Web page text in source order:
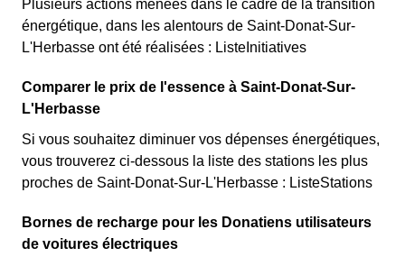
Plusieurs actions menées dans le cadre de la transition
énergétique, dans les alentours de Saint-Donat-Sur-
L'Herbasse ont été réalisées : ListeInitiatives
Comparer le prix de l'essence à Saint-Donat-Sur-
L'Herbasse
Si vous souhaitez diminuer vos dépenses énergétiques,
vous trouverez ci-dessous la liste des stations les plus
proches de Saint-Donat-Sur-L'Herbasse : ListeStations
Bornes de recharge pour les Donatiens utilisateurs
de voitures électriques